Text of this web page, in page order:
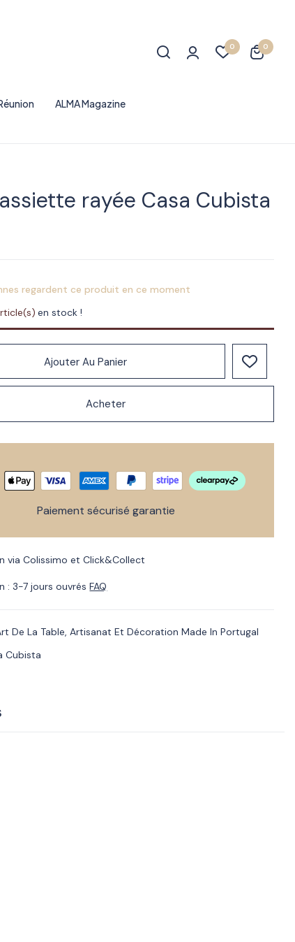
0 0
ALMA Magazine
rayée Casa Cubista
regardent ce produit en ce moment
en stock !
Ajouter Au Panier
Acheter
Paiement sécurisé garantie
via Colissimo et Click&Collect
: 3-7 jours ouvrésFAQ
De La Table,Artisanat Et Décoration Made In Portugal
Cubista